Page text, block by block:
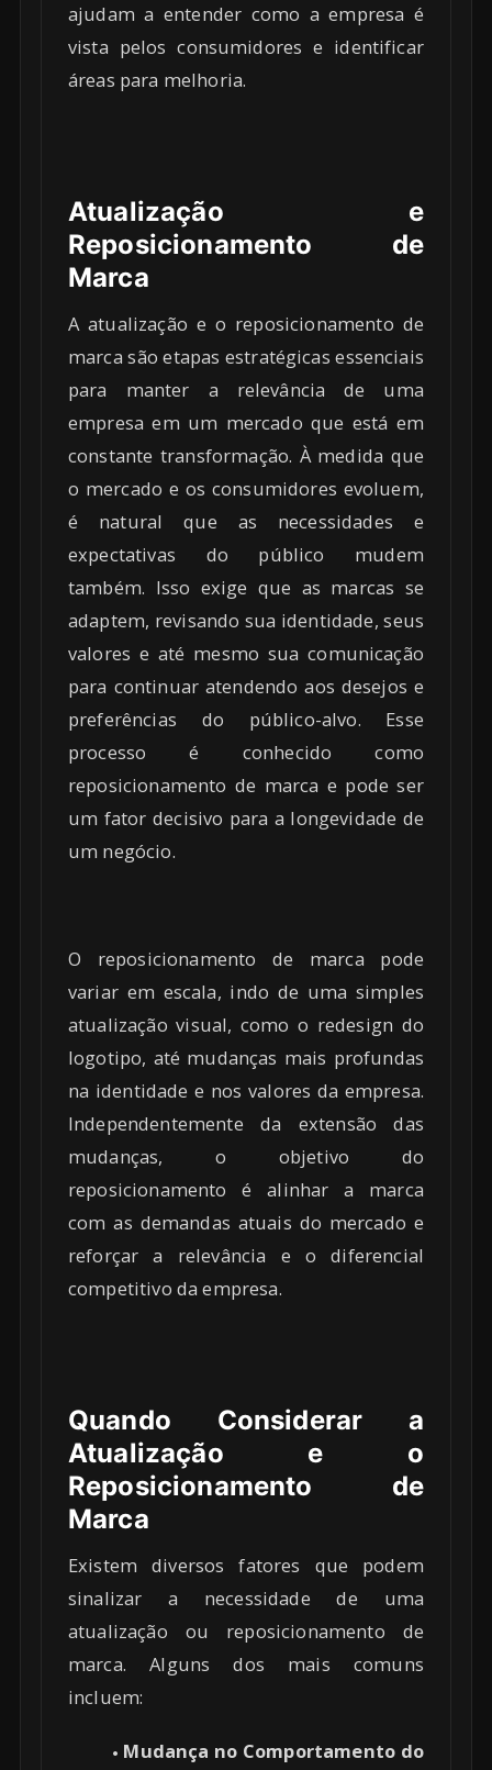
ajudam a entender como a empresa é
vista pelos consumidores e identificar
áreas para melhoria.
Atualização e
Reposicionamento de
Marca
A atualização e o reposicionamento de
marca são etapas estratégicas essenciais
para manter a relevância de uma
empresa em um mercado que está em
constante transformação. À medida que
o mercado e os consumidores evoluem,
é natural que as necessidades e
expectativas do público mudem
também. Isso exige que as marcas se
adaptem, revisando sua identidade, seus
valores e até mesmo sua comunicação
para continuar atendendo aos desejos e
preferências do público-alvo. Esse
processo é conhecido como
reposicionamento de marca e pode ser
um fator decisivo para a longevidade de
um negócio.
O reposicionamento de marca pode
variar em escala, indo de uma simples
atualização visual, como o redesign do
logotipo, até mudanças mais profundas
na identidade e nos valores da empresa.
Independentemente da extensão das
mudanças, o objetivo do
reposicionamento é alinhar a marca
com as demandas atuais do mercado e
reforçar a relevância e o diferencial
competitivo da empresa.
Quando Considerar a
Atualização e o
Reposicionamento de
Marca
Existem diversos fatores que podem
sinalizar a necessidade de uma
atualização ou reposicionamento de
marca. Alguns dos mais comuns
incluem:
Mudança no Comportamento do